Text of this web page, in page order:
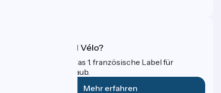
Was ist Accueil Vélo?
Accueil Vélo ist das 1. französische Label für
Radfahrer im Urlaub.
Mehr erfahren